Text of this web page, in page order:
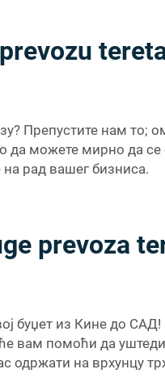
Препустите нам то;
да можете мирно да се
рад вашег бизниса.
prevoza
буџет из Кине до
вам помоћи да
одржати на врхунцу